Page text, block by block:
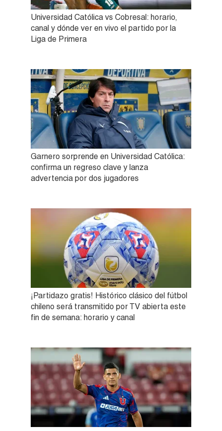
Universidad Católica vs Cobresal: horario,
canal y dónde ver en vivo el partido por la
Liga de Primera
Garnero sorprende en Universidad Católica:
confirma un regreso clave y lanza
advertencia por dos jugadores
¡Partidazo gratis! Histórico clásico del fútbol
chileno será transmitido por TV abierta este
fin de semana: horario y canal